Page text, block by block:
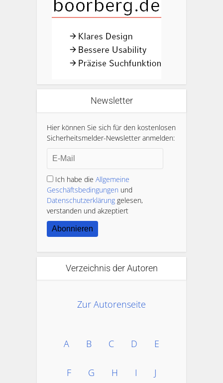
Newsletter
Hier können Sie sich für den kostenlosen
Sicherheitsmelder-Newsletter anmelden:
Ich habe die Allgemeine
Geschäftsbedingungen und
Datenschutzerklärung gelesen,
verstanden und akzeptiert
Abonnieren
Verzeichnis der Autoren
Zur Autorenseite
A B C D E
F G H I J